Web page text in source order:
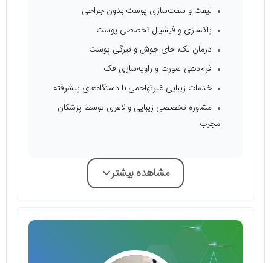
لیفت و سفت‌سازی پوست بدون جراحی
پاکسازی و فیشیال تخصصی پوست
درمان لک، جای جوش و تیرگی پوست
فرم‌دهی صورت و زاویه‌سازی فک
خدمات زیبایی غیرتهاجمی با دستگاه‌های پیشرفته
مشاوره تخصصی زیبایی و لاغری توسط پزشکان
مجرب
مشاهده بیشتر